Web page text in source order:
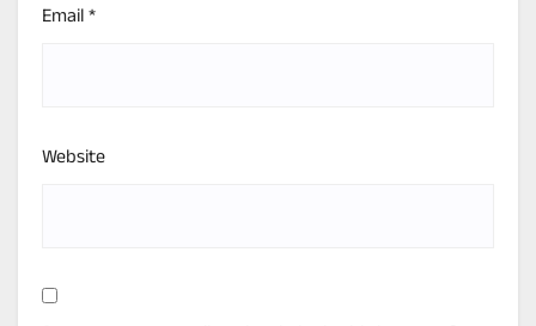
Email*
Website